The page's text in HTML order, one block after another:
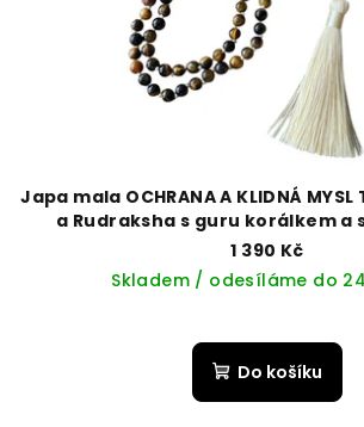
Japa mala OCHRANA A KLIDNÁ
a Rudraksha s guru korálkem a
1 390 Kč
Skladem / odesíláme do
Do košíku